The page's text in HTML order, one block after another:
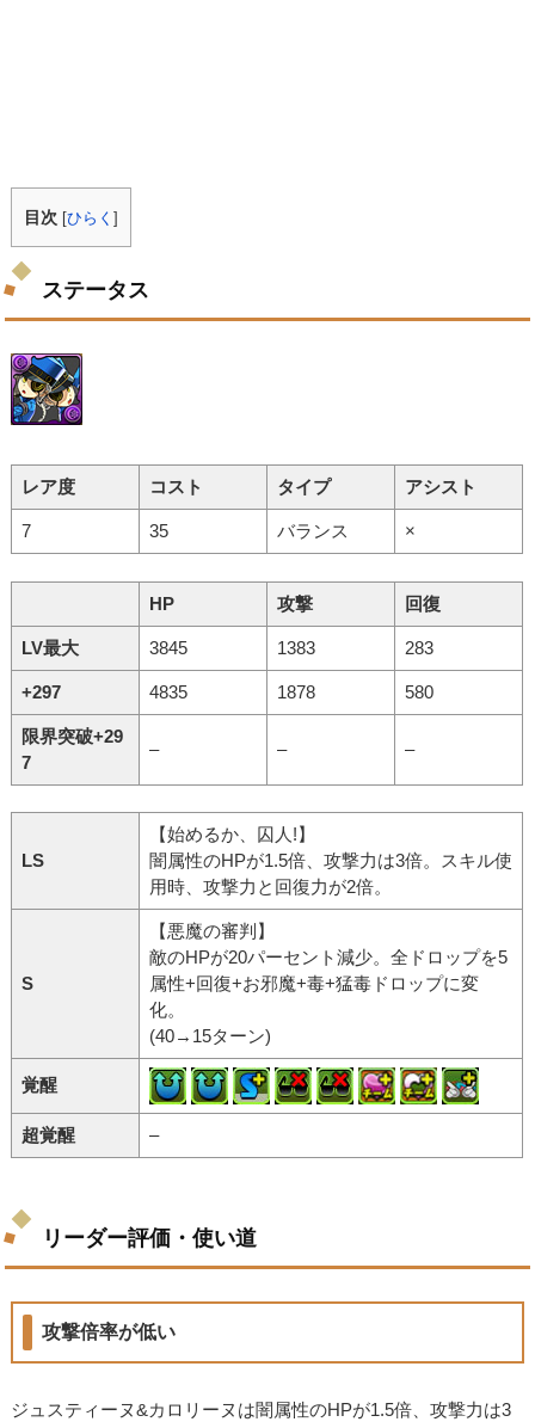
目次 [ひらく]
ステータス
レア度 コスト タイプ アシスト
7 35 バランス ×
HP 攻撃 回復
LV最大 3845 1383 283
+297 4835 1878 580
限界突破+29
7
– – –
LS
【始めるか、囚人!】
闇属性のHPが1.5倍、攻撃力は3倍。スキル使
用時、攻撃力と回復力が2倍。
S
【悪魔の審判】
敵のHPが20パーセント減少。全ドロップを5
属性+回復+お邪魔+毒+猛毒ドロップに変
化。
(40→15ターン)
覚醒
超覚醒 –
リーダー評価・使い道
攻撃倍率が低い
ジュスティーヌ&カロリーヌは闇属性のHPが1.5倍、攻撃力は3